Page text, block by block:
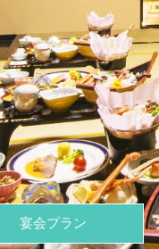
宴会プラン